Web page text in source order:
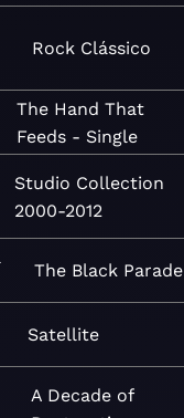
Rock Clássico
The Hand That
Feeds - Single
Studio Collection
2000-2012
The Black Parade
Satellite
A Decade of